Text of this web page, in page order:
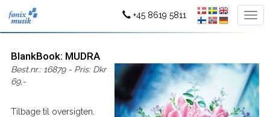
+45 8619 5811
BlankBook: MUDRA
Best.nr.: 16879 - Pris: Dkr
69,-
Tilbage til oversigten.